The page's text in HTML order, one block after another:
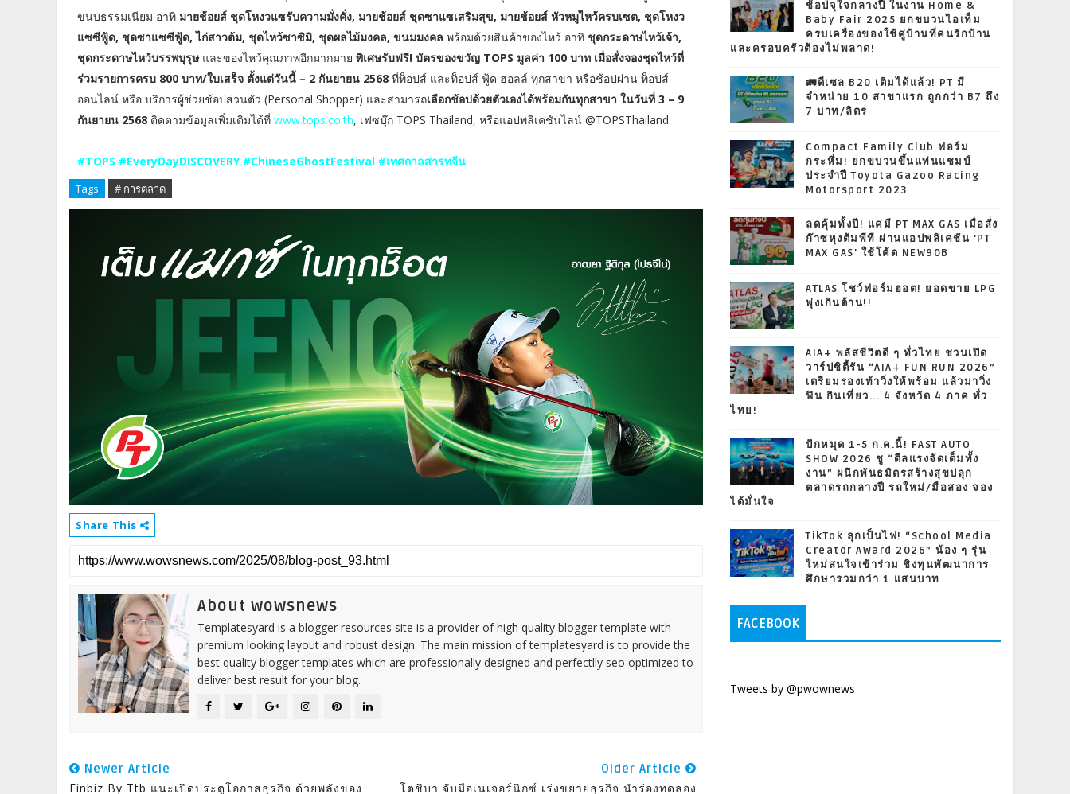
ขนบธรรมเนียม อาทิ มายช้อยส์ ชุดโหงวแซรับความมั่งคั่ง, มายช้อยส์ ชุดซาแซเสริมสุข, มายช้อยส์ หัวหมูไหว้ครบเซต, ชุดโหงว
แซซีฟู้ด, ชุดซาแซซีฟู้ด, ไก่สาวต้ม, ชุดไหว้ซาซิมิ, ชุดผลไม้มงคล, ขนมมงคล พร้อมด้วยสินค้าของไหว้ อาทิ ชุดกระดาษไหว้เจ้า,
ชุดกระดาษไหว้บรรพบุรุษและของไหว้คุณภาพอีกมากมาย พิเศษรับฟรี! บัตรของขวัญ TOPS มูลค่า 100 บาท เมื่อสั่งจองชุดไหว้ที่
ร่วมรายการครบ 800 บาท/ใบเสร็จ ตั้งแต่วันนี้ – 2 กันยายน 2568 ที่ท็อปส์ และท็อปส์ ฟู้ด ฮอลล์ ทุกสาขา หรือช้อปผ่าน ท็อปส์
ออนไลน์ หรือ บริการผู้ช่วยช้อปส่วนตัว (Personal Shopper) และสามารถเลือกช้อปด้วยตัวเองได้พร้อมกันทุกสาขา ในวันที่ 3 – 9
กันยายน 2568 ติดตามข้อมูลเพิ่มเติมได้ที่ www.tops.co.th, เฟซบุ๊ก TOPS Thailand, หรือแอปพลิเคชันไลน์ @TOPSThailand
#TOPS #EveryDayDISCOVERY #ChineseGhostFestival #เทศกาลสารทจีน
Tags # การตลาด
Share This
About wowsnews
Templatesyard is a blogger resources site is a provider of high quality blogger template with
premium looking layout and robust design. The main mission of templatesyard is to provide the
best quality blogger templates which are professionally designed and perfectlly seo optimized to
deliver best result for your blog.
Newer Article
Finbiz By Ttb แนะเปิดประตูโอกาสธุรกิจ ด้วยพลังของ
Older Article
โตชิบา จับมือเนเจอร์นิกซ์ เร่งขยายธุรกิจ นำร่องทดลอง
ช้อปจุใจกลางปี ในงาน Home &
Baby Fair 2025 ยกขบวนไอเท็ม
ครบเครื่องของใช้คู่บ้านที่คนรักบ้าน
และครอบครัวต้องไม่พลาด!
🚛ดีเซล B20 เติมได้แล้ว! PT มี
จำหน่าย 10 สาขาแรก ถูกกว่า B7 ถึง
7 บาท/ลิตร
Compact Family Club ฟอร์ม
กระหึ่ม! ยกขบวนขึ้นแท่นแชมป์
ประจำปี Toyota Gazoo Racing
Motorsport 2023
ลดคุ้มทั้งปี! แค่มี PT MAX GAS เมื่อสั่ง
ก๊าซหุงต้มพีที ผ่านแอปพลิเคชัน 'PT
MAX GAS' ใช้โค้ด NEW90B
ATLAS โชว์ฟอร์มฮอต! ยอดขาย LPG
พุ่งเกินต้าน!!
AIA+ พลัสชีวิตดี ๆ ทั่วไทย ชวนเปิด
วาร์ปซิตี้รัน “AIA+ FUN RUN 2026”
เตรียมรองเท้าวิ่งให้พร้อม แล้วมาวิ่ง
ฟิน กินเที่ยว... 4 จังหวัด 4 ภาค ทั่ว
ไทย!
ปักหมุด 1-5 ก.ค.นี้! FAST AUTO
SHOW 2026 ชู “ดีลแรงจัดเต็มทั้ง
งาน” ผนึกพันธมิตรสร้างสุขปลุก
ตลาดรถกลางปี รถใหม่/มือสอง จอง
ได้มั่นใจ
TikTok ลุกเป็นไฟ! “School Media
Creator Award 2026” น้อง ๆ รุ่น
ใหม่สนใจเข้าร่วม ชิงทุนพัฒนาการ
ศึกษารวมกว่า 1 แสนบาท
FACEBOOK
Tweets by @pwownews